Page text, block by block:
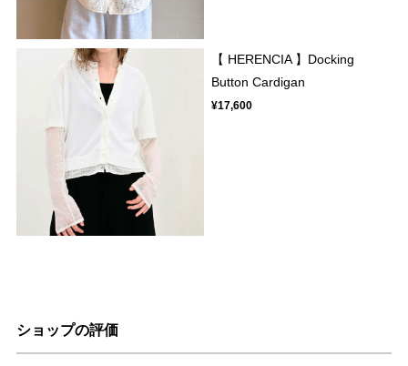
【 HERENCIA 】Docking
Button Cardigan
¥17,600
ショップの評価